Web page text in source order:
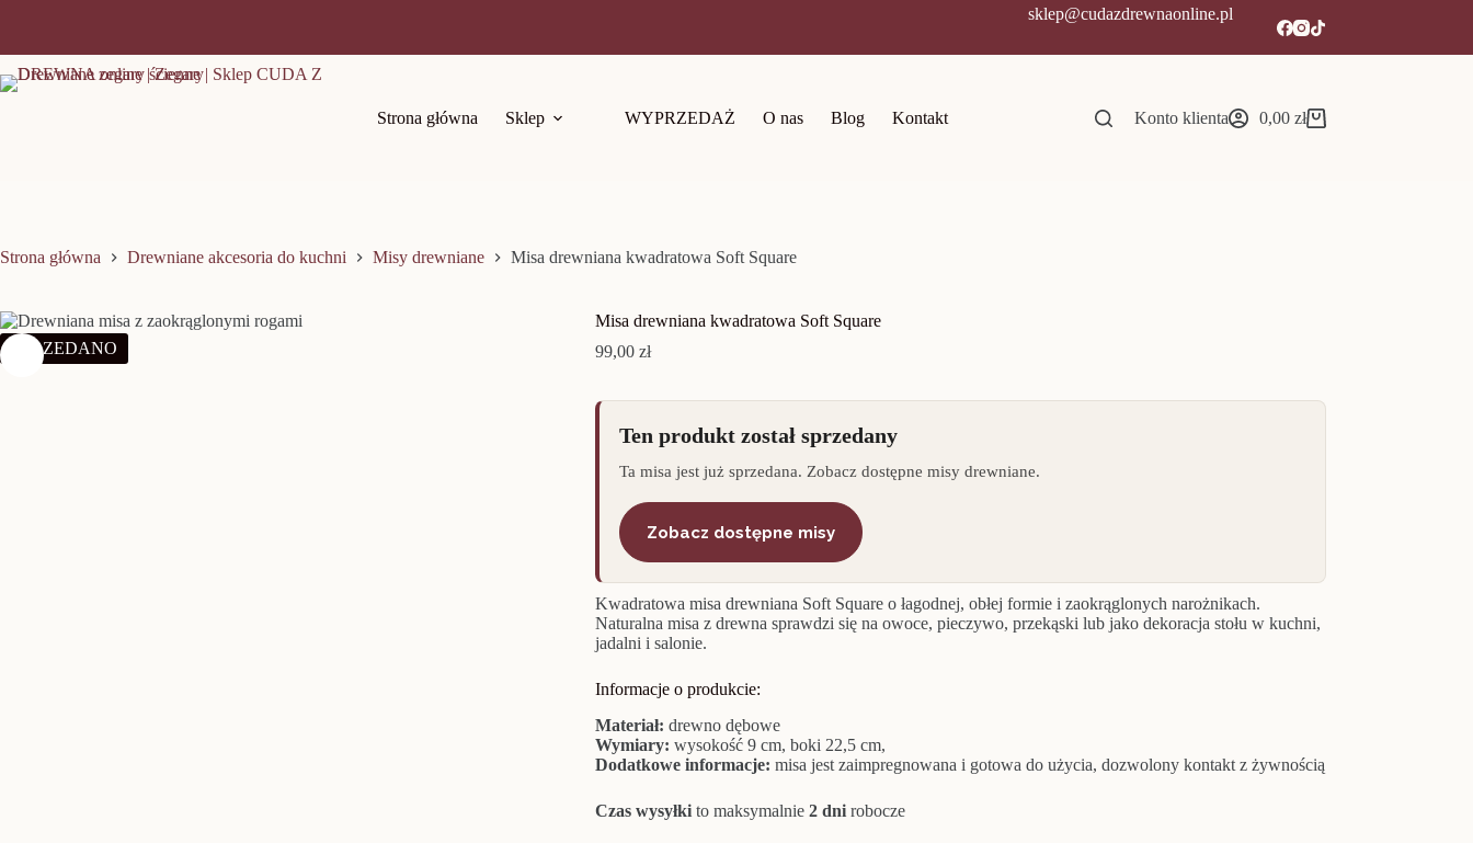
sklep@cudazdrewnaonline.pl
Strona główna Sklep WYPRZEDAŻ O nas Blog Kontakt Konto klienta Koszyk
0,00 zł
Strona główna Drewniane akcesoria do kuchni Misy drewniane Misa drewniana kwadratowa Soft Square
SPRZEDANO
Misa drewniana kwadratowa Soft Square
99,00 zł
Ten produkt został sprzedany
Ta misa jest już sprzedana. Zobacz dostępne misy drewniane.
Zobacz dostępne misy
Kwadratowa misa drewniana Soft Square o łagodnej, obłej formie i zaokrąglonych narożnikach.
Naturalna misa z drewna sprawdzi się na owoce, pieczywo, przekąski lub jako dekoracja stołu w kuchni,
jadalni i salonie.
Informacje o produkcie:
Materiał: drewno dębowe
Wymiary: wysokość 9 cm, boki 22,5 cm,
Dodatkowe informacje: misa jest zaimpregnowana i gotowa do użycia, dozwolony kontakt z żywnością
Czas wysyłkito maksymalnie2 dnirobocze